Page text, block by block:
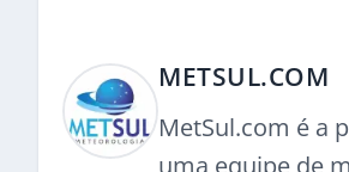
METSUL.COM
MetSul.com é a
uma equipe de